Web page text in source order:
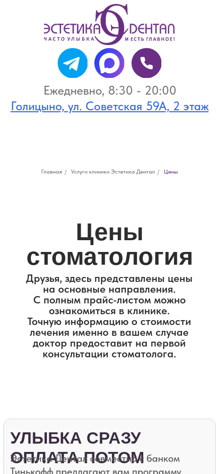
Главная
Голицыно, ул. Советская 59А, 2 этаж
Ежедневно, 8:30 - 20:00
Записаться на приём
Главная / Услуги клиники Эстетика Дентал / Цены
Цены
ознакомиться в клинике.
Точную информацию о стоимости
лечения именно в вашем случае
доктор предоставит на первой
консультации стоматолога.
УЛЫБКА СРАЗУ
ОПЛАТА ПОТОМ
без процентов;
Эстетика Дентал совместно с банком
Тинькофф предлагают вам программу
финансирования.